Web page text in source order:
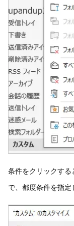
条件をクリックす
で、都度条件を指定